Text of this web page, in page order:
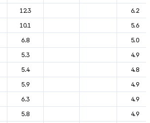
12.3
6.2
10.1
5.6
6.8
5.0
5.3
4.9
5.4
4.8
5.9
4.9
6.3
4.9
5.8
4.9